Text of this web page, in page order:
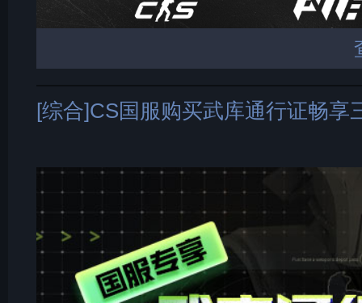
[综合]CS国服购买武库通行证畅享